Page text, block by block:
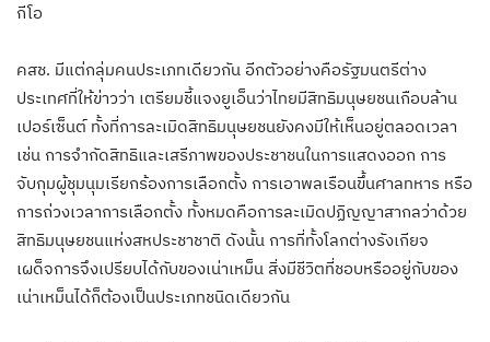
กีโอ
คสช. มีแต่กลุ่มคนประเภทเดียวกัน อีกตัวอย่างคือรัฐมนตรีต่าง
ประเทศที่ให้ข่าวว่า เตรียมชี้แจงยูเอ็นว่าไทยมีสิทธิมนุษยชนเกือบล้าน
เปอร์เซ็นต์ ทั้งที่การละเมิดสิทธิมนุษยชนยังคงมีให้เห็นอยู่ตลอดเวลา
เช่น การจำกัดสิทธิและเสรีภาพของประชาชนในการแสดงออก การ
จับกุมผู้ชุมนุมเรียกร้องการเลือกตั้ง การเอาพลเรือนขึ้นศาลทหาร หรือ
การถ่วงเวลาการเลือกตั้ง ทั้งหมดคือการละเมิดปฏิญญาสากลว่าด้วย
สิทธิมนุษยชนแห่งสหประชาชาติ ดังนั้น การที่ทั้งโลกต่างรังเกียจ
เผด็จการจึงเปรียบได้กับของเน่าเหม็น สิ่งมีชีวิตที่ชอบหรืออยู่กับของ
เน่าเหม็นได้ก็ต้องเป็นประเภทชนิดเดียวกัน